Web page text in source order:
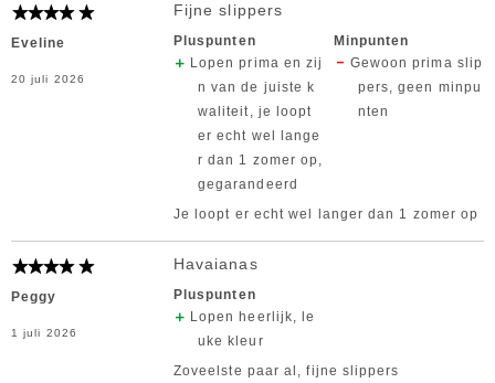
Eveline
20 juli 2026
Fijne slippers
Pluspunten
Lopen prima en zij
n van de juiste k
waliteit, je loopt
er echt wel lange
r dan 1 zomer op,
gegarandeerd
Minpunten
Gewoon prima slip
pers, geen minpu
nten
Je loopt er echt wel langer dan 1 zomer op
Peggy
1 juli 2026
Havaianas
Pluspunten
Lopen heerlijk, le
uke kleur
Zoveelste paar al, fijne slippers